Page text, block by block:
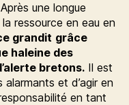
une longue
ressource en eau en
grandit grâce
haleine des
bretons.Il est
et d’agir en
en tant